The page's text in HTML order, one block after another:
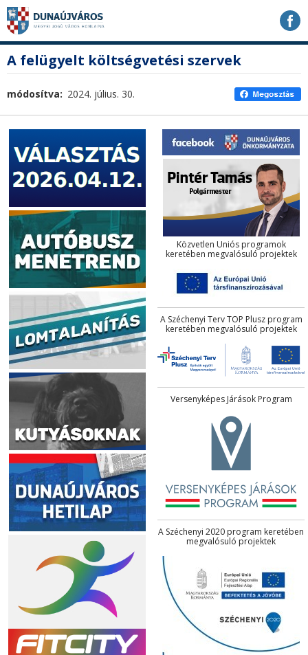
Ugrás
tartalomhoz
Ugrás
navigációhoz
Ugrás
kereséshez
a
honlapon
tartalom
A felügyelt költségvetési szervek
módosítva 2024. július. 30.
Közvetlen Uniós programok
keretében megvalósuló projektek
A Széchenyi Terv TOP Plusz program
keretében megvalósuló projektek
Versenyképes Járások Program
A Széchenyi 2020 program keretében
megvalósuló projektek